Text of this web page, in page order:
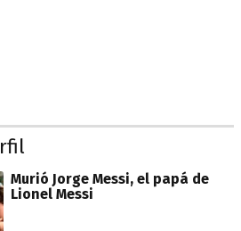
Murió Jorge Messi, el papá de
Lionel Messi